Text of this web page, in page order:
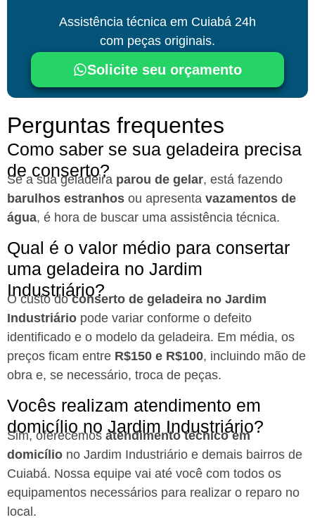
Assistência técnica em Cuiabá 24h
com peças originais.
Solicite seu orçamento
Perguntas frequentes
Como saber se sua geladeira precisa
de conserto?
Se a sua geladeira parou de gelar, está fazendo
barulhos estranhos ou apresenta vazamentos de
água, é hora de buscar uma assistência técnica.
Qual é o valor médio para consertar
uma geladeira no Jardim
Industriário?
O custo doconserto de geladeira no Jardim
Industriário pode variar conforme o defeito
identificado e o modelo da geladeira. Em média, os
preços ficam entre R$150 e R$100, incluindo mão de
obra e, se necessário, troca de peças.
Vocês realizam atendimento em
domicílio no Jardim Industriário?
Sim, oferecemos atendimento técnico em
domicílio no Jardim Industriário e demais bairros de
Cuiabá. Nossa equipe vai até você com todos os
equipamentos necessários para realizar o reparo no
local.